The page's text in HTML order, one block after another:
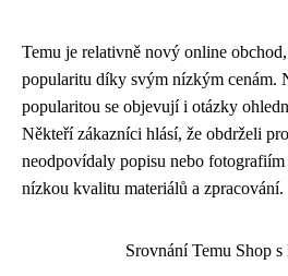
Temu je relativně nový online
popularitu díky svým nízkým cenám.
popularitou se objevují i otázky
Někteří zákazníci hlásí, že obdrželi
neodpovídaly popisu nebo
nízkou kvalitu materiálů a zpracování.
Srovnání Temu Shop